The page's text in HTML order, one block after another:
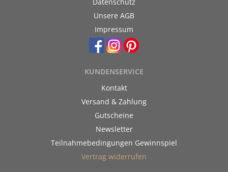
Unsere AGB
Impressum
KUNDENSERVICE
Kontakt
Versand & Zahlung
Gutscheine
Newsletter
Teilnahmebedingungen Gewinnspiel
Vertrag widerrufen